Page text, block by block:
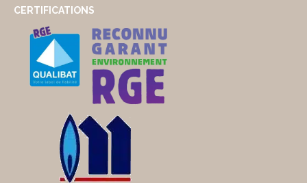
CERTIFICATIONS